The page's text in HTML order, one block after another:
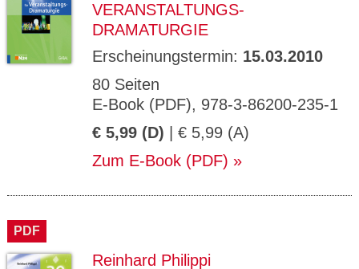
VERANSTALTUNGS-
DRAMATURGIE
Erscheinungstermin: 15.03.2010
80 Seiten
E-Book (PDF), 978-3-86200-235-1
€ 5,99 (D) | € 5,99 (A)
Zum E-Book (PDF)
PDF
Reinhard Philippi